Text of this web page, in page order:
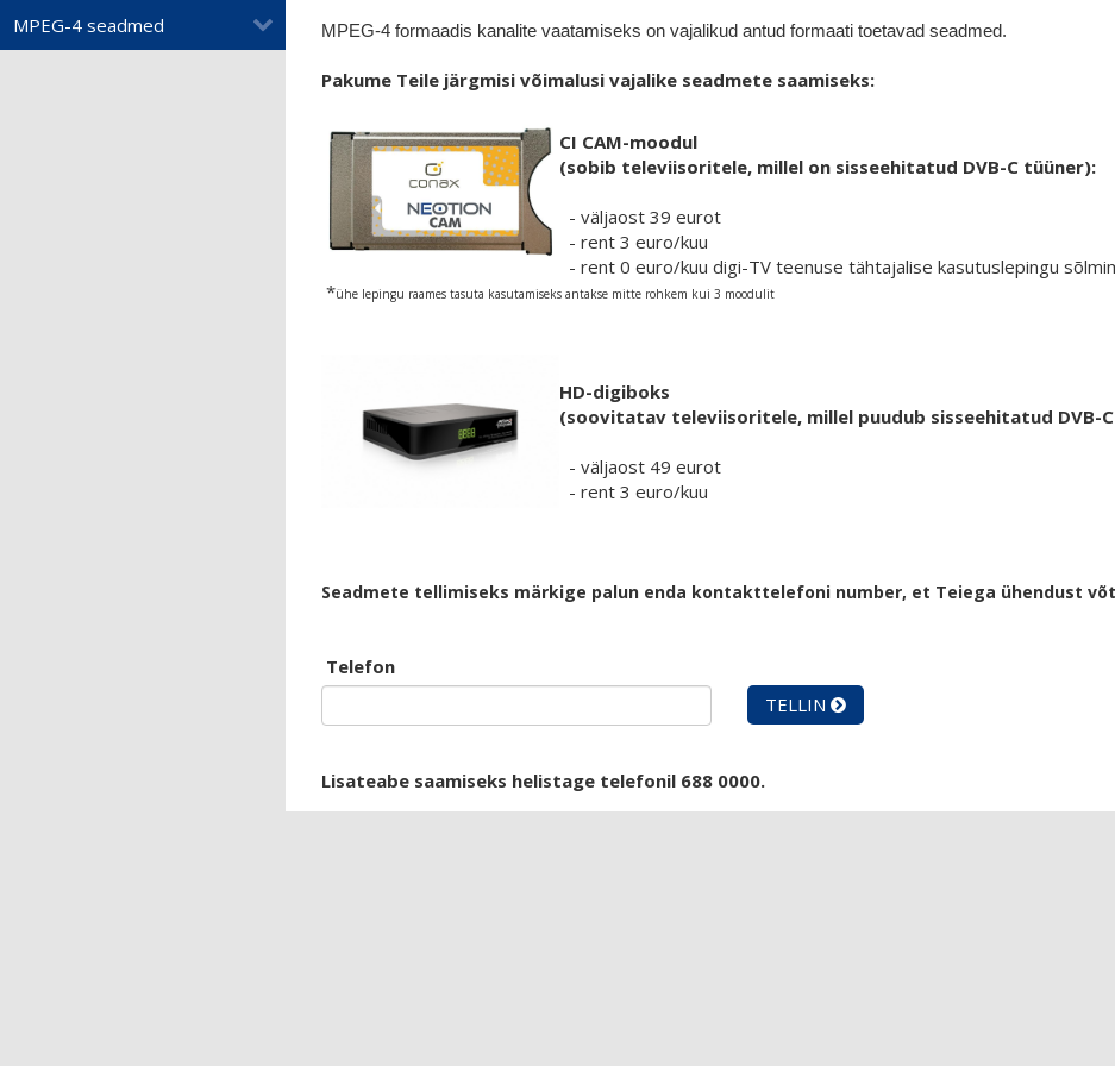
MPEG-4 seadmed MPEG-4 formaadis kanalite vaatamiseks on vajalikud antud formaati toetavad seadmed.
Pakume Teile järgmisi võimalusi vajalike seadmete saamiseks:​
CI CAM-moodul
(sobib televiisoritele, millel on sisseehitatud DVB-C tüüner)​:
- väljaost 39 eurot
- rent 3 euro/kuu
- rent 0 euro/kuu digi-TV teenuse tähtajalise kasutuslepingu
*ühe lepingu raames tasuta kasutamiseks antakse mitte rohkem kui 3 moodulit
HD-digiboks
(soovitatav televiisoritele, millel puudub sisseehitatud DVB-
- väljaost 49 eurot
- rent 3 euro/kuu
Seadmete tellimiseks märkige palun enda kontakttelefoni number, et Teiega ühendust
Telefon
TELLIN
Lisateabe saamiseks helistage telefonil 688 0000.